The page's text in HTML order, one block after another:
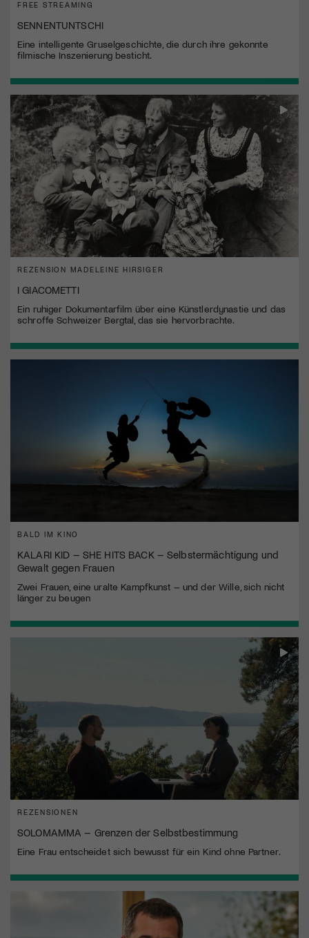
FREE STREAMING
SENNENTUNTSCHI
Eine intelligente Gruselgeschichte, die durch ihre gekonnte
filmische Inszenierung besticht.
REZENSION MADELEINE HIRSIGER
I GIACOMETTI
Ein ruhiger Dokumentarfilm über eine Künstlerdynastie und das
schroffe Schweizer Bergtal, das sie hervorbrachte.
BALD IM KINO
KALARI KID – SHE HITS BACK – Selbstermächtigung und
Gewalt gegen Frauen
Zwei Frauen, eine uralte Kampfkunst – und der Wille, sich nicht
länger zu beugen
REZENSIONEN
SOLOMAMMA – Grenzen der Selbstbestimmung
Eine Frau entscheidet sich bewusst für ein Kind ohne Partner.